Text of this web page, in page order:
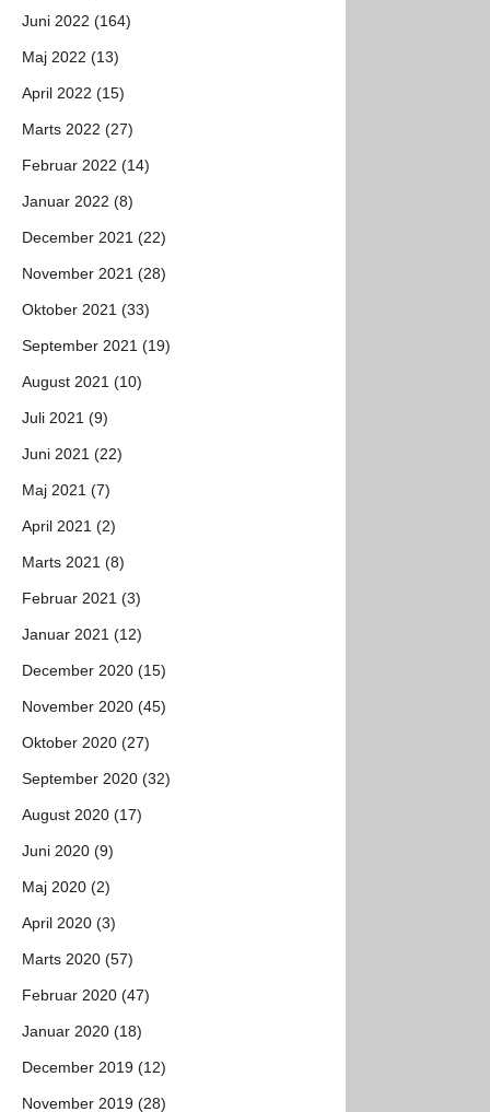
Juni 2022 (164)
Maj 2022 (13)
April 2022 (15)
Marts 2022 (27)
Februar 2022 (14)
Januar 2022 (8)
December 2021 (22)
November 2021 (28)
Oktober 2021 (33)
September 2021 (19)
August 2021 (10)
Juli 2021 (9)
Juni 2021 (22)
Maj 2021 (7)
April 2021 (2)
Marts 2021 (8)
Februar 2021 (3)
Januar 2021 (12)
December 2020 (15)
November 2020 (45)
Oktober 2020 (27)
September 2020 (32)
August 2020 (17)
Juni 2020 (9)
Maj 2020 (2)
April 2020 (3)
Marts 2020 (57)
Februar 2020 (47)
Januar 2020 (18)
December 2019 (12)
November 2019 (28)